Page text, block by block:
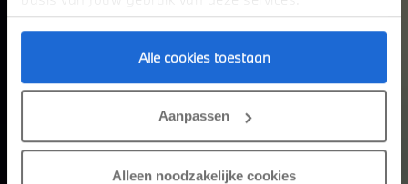
Alle cookies toestaan
Aanpassen
Alleen noodzakelijke cookies